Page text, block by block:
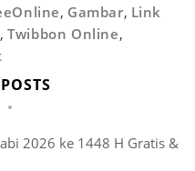
, Gambar, Link
,Twibbon Online,
2026 ke 1448 H Gratis &